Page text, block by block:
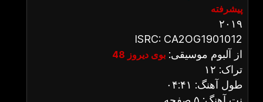
پیشرفته
۲۰۱۹
ISRC: CA2OG1901012
از آلبوم موسیقی: بوی دیروز 48
تراک: ۱۲
طول آهنگ: ۰۴:۴۱